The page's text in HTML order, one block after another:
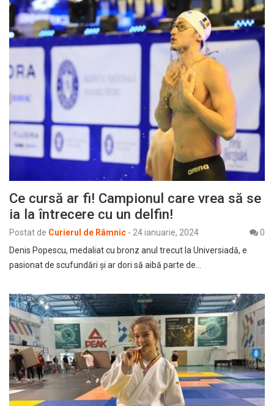
Ce cursă ar fi! Campionul care vrea să se
ia la întrecere cu un delfin!
Postat de Curierul de Râmnic - 24 ianuarie, 2024
0
Denis Popescu, medaliat cu bronz anul trecut la Universiadă, e
pasionat de scufundări și ar dori să aibă parte de…